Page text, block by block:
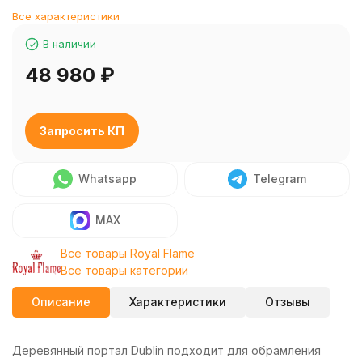
Все характеристики
В наличии
48 980 ₽
Запросить КП
Whatsapp Telegram
MAX
Все товары Royal Flame
Все товары категории
Описание Характеристики Отзывы
Деревянный портал Dublin подходит для обрамления